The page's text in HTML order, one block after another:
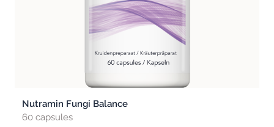
Nutramin Fungi Balance
60 capsules